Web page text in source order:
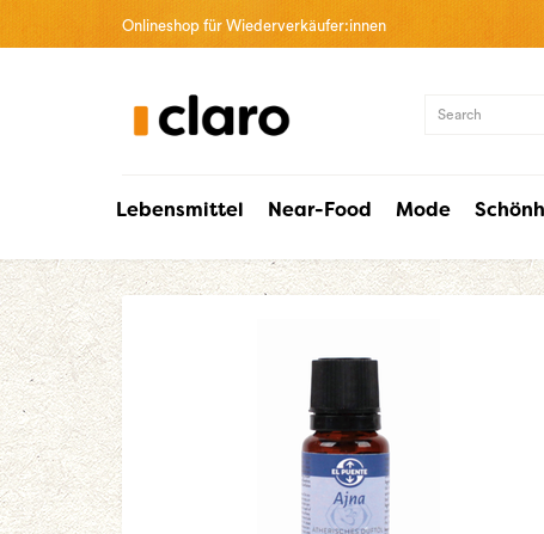
Onlineshop für Wiederverkäufer:innen
Lebensmittel Near-Food Mode